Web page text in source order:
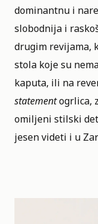
dominantnu i
slobodnija i
drugim revijama,
stola koje su
kaputa, ili na
statementogrlica,
omiljeni stilski
jesen videti i u